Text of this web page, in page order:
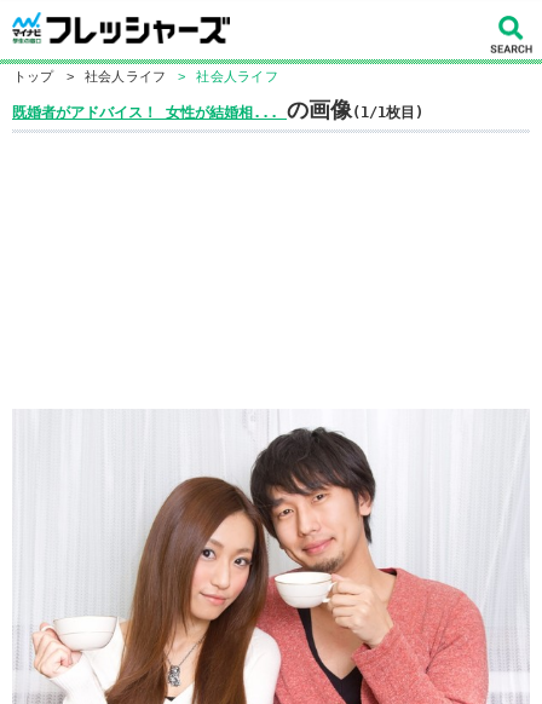
トップ > 社会人ライフ > 社会人ライフ
既婚者がアドバイス！ 女性が結婚相... の画像(1/1枚目)